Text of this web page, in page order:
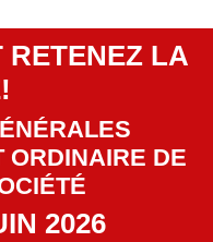
RETENEZ LA
ORDINAIRE DE
2026